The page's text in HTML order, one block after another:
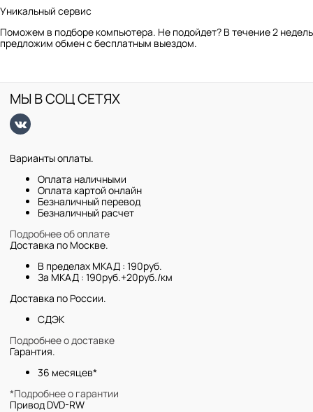
Уникальный сервис
Поможем в подборе компьютера. Не подойдет? В течение 2 недель
предложим обмен с бесплатным выездом.
МЫ В СОЦ СЕТЯХ
Варианты оплаты.
Оплата наличными
Оплата картой онлайн
Безналичный перевод
Безналичный расчет
Подробнее об оплате
Доставка по Москве.
В пределах МКАД : 190руб.
За МКАД : 190руб.+20руб./км
Доставка по России.
СДЭК
Подробнее о доставке
Гарантия.
36 месяцев*
*Подробнее о гарантии
Привод DVD-RW